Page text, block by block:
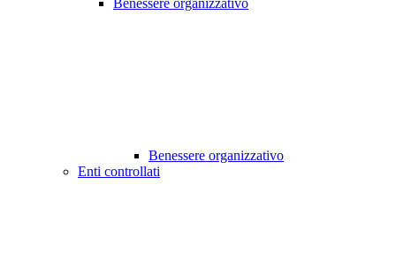
Benessere organizzativo
Benessere organizzativo
Enti controllati